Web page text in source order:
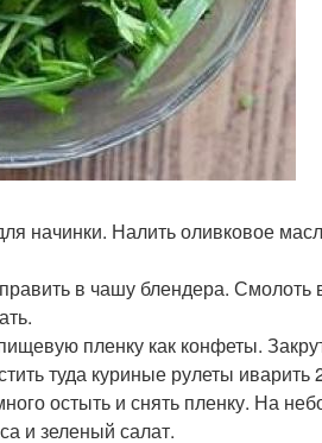
начинки. Налить оливковое
в чашу блендера. Смолоть
пленку как конфеты.
туда куриные рулеты иварить
остыть и снять пленку. На
и зеленый салат.